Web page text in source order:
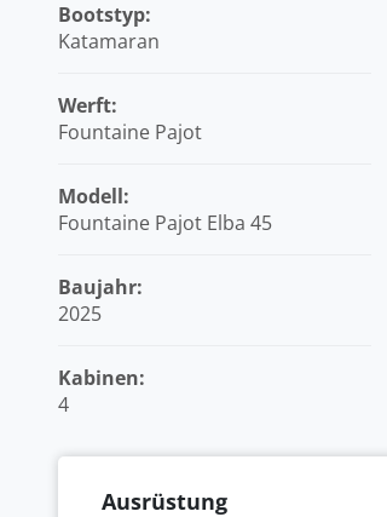
Bootstyp:
Katamaran
Werft:
Fountaine Pajot
Modell:
Fountaine Pajot Elba 45
Baujahr:
2025
Kabinen:
4
Ausrüstung